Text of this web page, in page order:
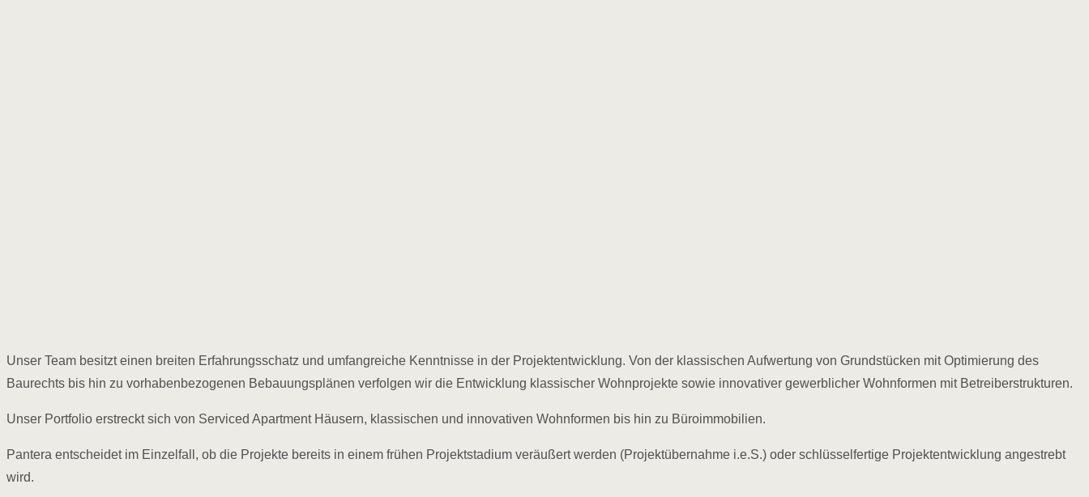
Unser Team besitzt einen breiten Erfahrungsschatz und umfangreiche Kenntnisse in der Projektentwicklung. Von der klassischen Aufwertung von Grundstücken mit Optimierung des
Baurechts bis hin zu vorhabenbezogenen Bebauungsplänen verfolgen wir die Entwicklung klassischer Wohnprojekte sowie innovativer gewerblicher Wohnformen mit Betreiberstrukturen.
Unser Portfolio erstreckt sich von Serviced Apartment Häusern, klassischen und innovativen Wohnformen bis hin zu Büroimmobilien.
Pantera entscheidet im Einzelfall, ob die Projekte bereits in einem frühen Projektstadium veräußert werden (Projektübernahme i.e.S.) oder schlüsselfertige Projektentwicklung angestrebt
wird.